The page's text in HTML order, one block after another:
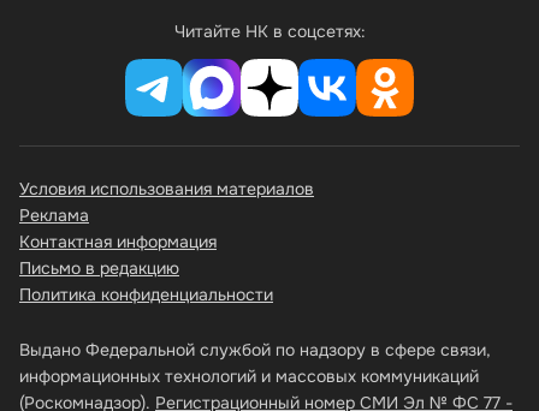
Читайте НК в соцсетях:
Выдано Федеральной службой по надзору в сфере связи,
информационных технологий и массовых коммуникаций
(Роскомнадзор). Регистрационный номер СМИ Эл № ФС 77 -
Условия использования материалов
Реклама
Контактная информация
Письмо в редакцию
Политика конфиденциальности